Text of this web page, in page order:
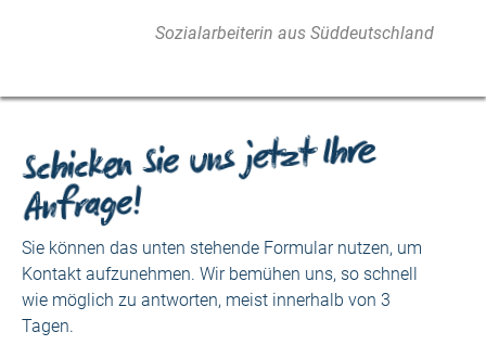
Sozialarbeiterin aus Süddeutschland
Schicken Sie uns jetzt Ihre
Anfrage!
Sie können das unten stehende Formular nutzen, um
Kontakt aufzunehmen. Wir bemühen uns, so schnell
wie möglich zu antworten, meist innerhalb von 3
Tagen.